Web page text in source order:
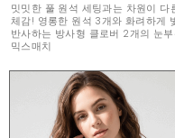
밋밋한 풀 원석 세팅과는 차원이 다
체감! 영롱한 원석 3개와 화려하게
반사하는 방사형 클로버 2개의 눈
믹스매치